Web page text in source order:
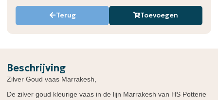
Terug Toevoegen
Beschrijving
Zilver Goud vaas Marrakesh,
De zilver goud kleurige vaas in de lijn Marrakesh van HS Potterie